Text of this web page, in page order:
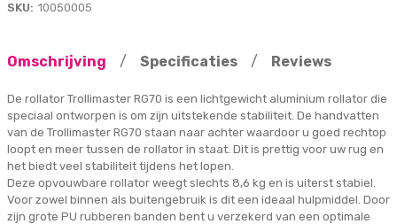
SKU: 10050005
Omschrijving / Specificaties / Reviews
De rollator Trollimaster RG70 is een lichtgewicht aluminium rollator die
speciaal ontworpen is om zijn uitstekende stabiliteit. De handvatten
van de Trollimaster RG70 staan naar achter waardoor u goed rechtop
loopt en meer tussen de rollator in staat. Dit is prettig voor uw rug en
het biedt veel stabiliteit tijdens het lopen.
Deze opvouwbare rollator weegt slechts 8,6 kg en is uiterst stabiel.
Voor zowel binnen als buitengebruik is dit een ideaal hulpmiddel. Door
zijn grote PU rubberen banden bent u verzekerd van een optimale